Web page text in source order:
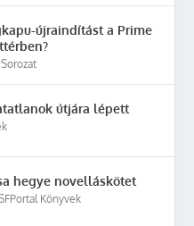
újraindítást a Prime
Sorozat
útjára lépett
hegye novelláskötet
Könyvek